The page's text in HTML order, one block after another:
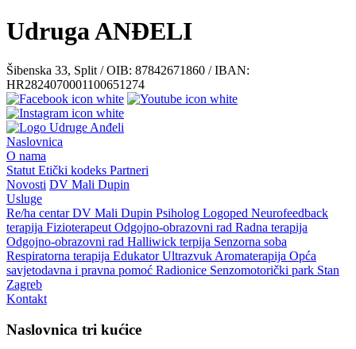
Udruga ANĐELI
Šibenska 33, Split / OIB: 87842671860 / IBAN:
HR2824070001100651274
Naslovnica
O nama
Statut Etički kodeks Partneri
Novosti DV Mali Dupin
Usluge
Re/ha centarDV Mali Dupin Psiholog Logoped Neurofeedback
terapija Fizioterapeut Odgojno-obrazovni rad Radna terapija
Odgojno-obrazovni rad Halliwick terpija Senzorna soba
Respiratorna terapija EdukatorUltrazvuk Aromaterapija Opća
savjetodavna i pravna pomoć Radionice Senzomotorički park Stan
Zagreb
Kontakt
Naslovnica tri kućice